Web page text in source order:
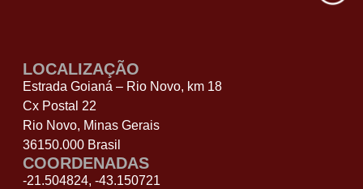
LOCALIZAÇÃO
Estrada Goianá – Rio Novo, km 18
Cx Postal 22
Rio Novo, Minas Gerais
36150.000 Brasil
COORDENADAS
-21.504824, -43.150721